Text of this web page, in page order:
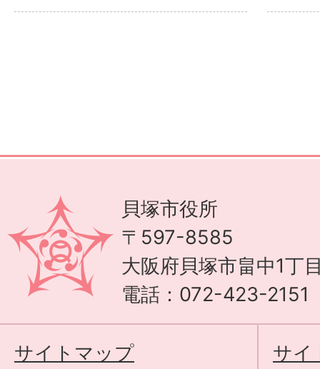
貝塚市役所
〒597-8585
大阪府貝塚市畠中1丁
電話：072-423-2151
サイトマップ サイ